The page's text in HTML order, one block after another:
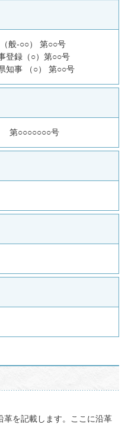
般-○○） 第○○号
登録（○）第○○号
知事 （○） 第○○号
第○○○○○○○号
革を記載します。ここに沿革